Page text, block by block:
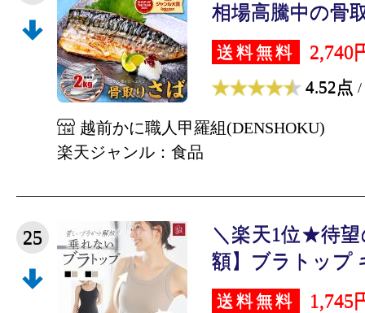
相場高騰中の骨
送料無料 2,740
4.52点 /
越前かに職人甲羅組(DENSHOKU)
楽天ジャンル：食品
25
＼楽天1位★待
額】ブラトップ
送料無料 1,745